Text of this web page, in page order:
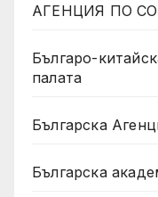
АГЕНЦИЯ ПО
Българо-
палата
Българска
Българска